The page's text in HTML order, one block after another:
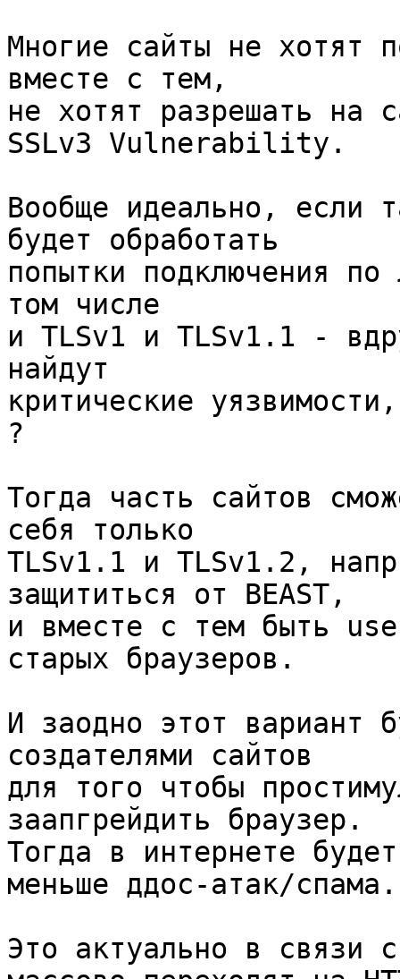
Многие сайты не хотят
вместе с тем,
не хотят разрешать на
SSLv3 Vulnerability.
Вообще идеально, если
будет обработать
попытки подключения
том числе
и TLSv1 и TLSv1.1 -
найдут
критические
?
Тогда часть сайтов
себя только
TLSv1.1 и TLSv1.2,
защититься от BEAST,
и вместе с тем быть
старых браузеров.
И заодно этот вариант
создателями сайтов
для того чтобы
заапгрейдить браузер.
Тогда в интернете
меньше ддос-атак/спама.
Это актуально в связи